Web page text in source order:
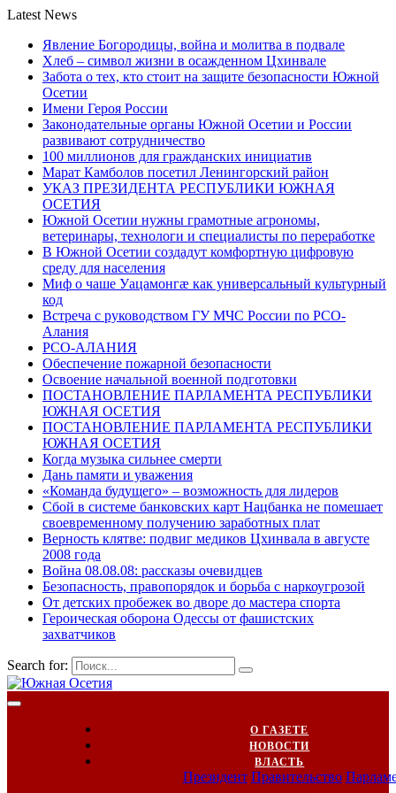
Latest News
Явление Богородицы, война и молитва в подвале
Хлеб – символ жизни в осажденном Цхинвале
Забота о тех, кто стоит на защите безопасности Южной
Осетии
Имени Героя России
Законодательные органы Южной Осетии и России
развивают сотрудничество
100 миллионов для гражданских инициатив
Марат Камболов посетил Ленингорский район
УКАЗ ПРЕЗИДЕНТА РЕСПУБЛИКИ ЮЖНАЯ
ОСЕТИЯ
Южной Осетии нужны грамотные агрономы,
ветеринары, технологи и специалисты по переработке
В Южной Осетии создадут комфортную цифровую
среду для населения
Миф о чаше Уацамонгæ как универсальный культурный
код
Встреча с руководством ГУ МЧС России по РСО-
Алания
РСО-АЛАНИЯ
Обеспечение пожарной безопасности
Освоение начальной военной подготовки
ПОСТАНОВЛЕНИЕ ПАРЛАМЕНТА РЕСПУБЛИКИ
ЮЖНАЯ ОСЕТИЯ
ПОСТАНОВЛЕНИЕ ПАРЛАМЕНТА РЕСПУБЛИКИ
ЮЖНАЯ ОСЕТИЯ
Когда музыка сильнее смерти
Дань памяти и уважения
«Команда будущего» – возможность для лидеров
Сбой в системе банковских карт Нацбанка не помешает
своевременному получению заработных плат
Верность клятве: подвиг медиков Цхинвала в августе
2008 года
Война 08.08.08: рассказы очевидцев
Безопасность, правопорядок и борьба с наркоугрозой
От детских пробежек во дворе до мастера спорта
Героическая оборона Одессы от фашистских
захватчиков
Search for:
О ГАЗЕТЕ
НОВОСТИ
ВЛАСТЬ
Президент Правительство